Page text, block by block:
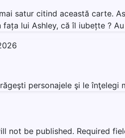
satur citind această carte.
fața lui Ashley, că îl iubețte ?
personajele şi le
not be published. Required